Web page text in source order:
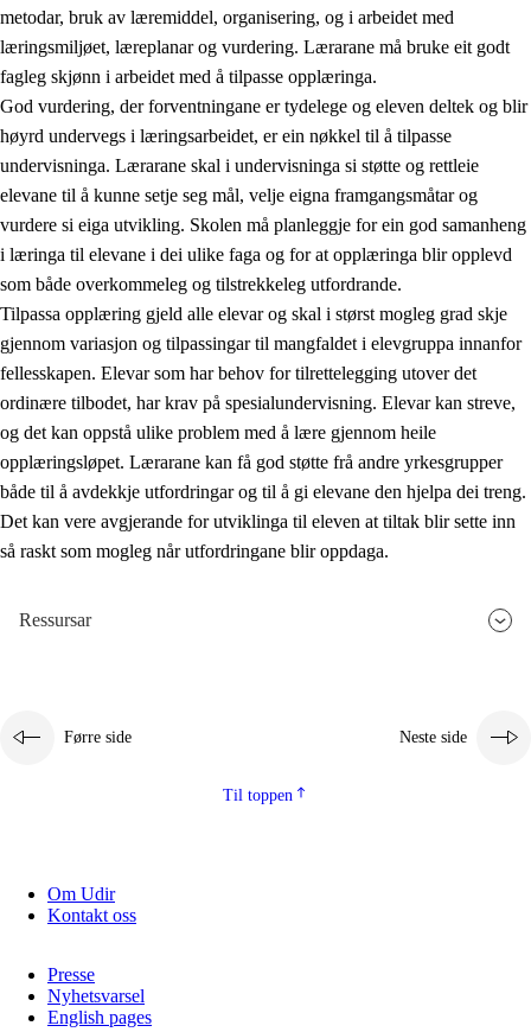
metodar, bruk av læremiddel, organisering, og i arbeidet med
læringsmiljøet, læreplanar og vurdering. Lærarane må bruke eit godt
fagleg skjønn i arbeidet med å tilpasse opplæringa.
God vurdering, der forventningane er tydelege og eleven deltek og blir
høyrd undervegs i læringsarbeidet, er ein nøkkel til å tilpasse
undervisninga. Lærarane skal i undervisninga si støtte og rettleie
elevane til å kunne setje seg mål, velje eigna framgangsmåtar og
vurdere si eiga utvikling. Skolen må planleggje for ein god samanheng
i læringa til elevane i dei ulike faga og for at opplæringa blir opplevd
som både overkommeleg og tilstrekkeleg utfordrande.
Tilpassa opplæring gjeld alle elevar og skal i størst mogleg grad skje
gjennom variasjon og tilpassingar til mangfaldet i elevgruppa innanfor
fellesskapen. Elevar som har behov for tilrettelegging utover det
ordinære tilbodet, har krav på spesialundervisning. Elevar kan streve,
og det kan oppstå ulike problem med å lære gjennom heile
opplæringsløpet. Lærarane kan få god støtte frå andre yrkesgrupper
både til å avdekkje utfordringar og til å gi elevane den hjelpa dei treng.
Det kan vere avgjerande for utviklinga til eleven at tiltak blir sette inn
så raskt som mogleg når utfordringane blir oppdaga.
Ressursar
Førre side Neste side
Til toppen
Om Udir
Kontakt oss
Presse
Nyhetsvarsel
English pages